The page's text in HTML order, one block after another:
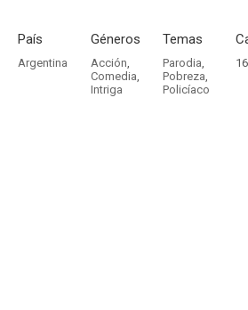
País
Argentina
Géneros
Acción,
Comedia,
Intriga
Temas
Parodia,
Pobreza,
Policíaco
16